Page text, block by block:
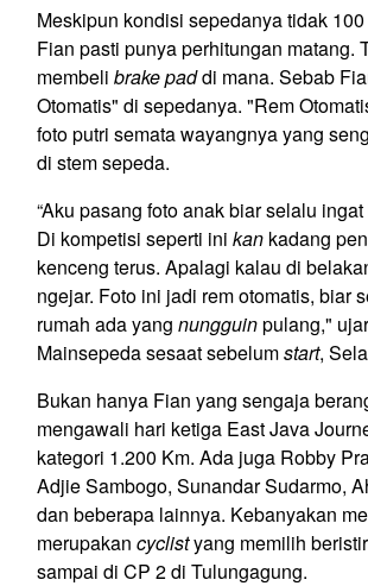
Meskipun kondisi sepedanya tidak
Fian pasti punya perhitungan matang.
membeli brake paddi mana. Sebab
Otomatis" di sepedanya. "Rem
foto putri semata wayangnya yang
di stem sepeda.
“Aku pasang foto anak biar selalu
Di kompetisi seperti ini kan kadang
kenceng terus. Apalagi kalau di
ngejar. Foto ini jadi rem otomatis, biar
rumah ada yang nungguinpulang,"
Mainsepeda sesaat sebelumstart,
Bukan hanya Fian yang sengaja
mengawali hari ketiga East Java
kategori 1.200 Km. Ada juga Robby
Adjie Sambogo, Sunandar Sudarmo,
dan beberapa lainnya. Kebanyakan
merupakan cyclistyang memilih
sampai di CP 2 di Tulungagung.